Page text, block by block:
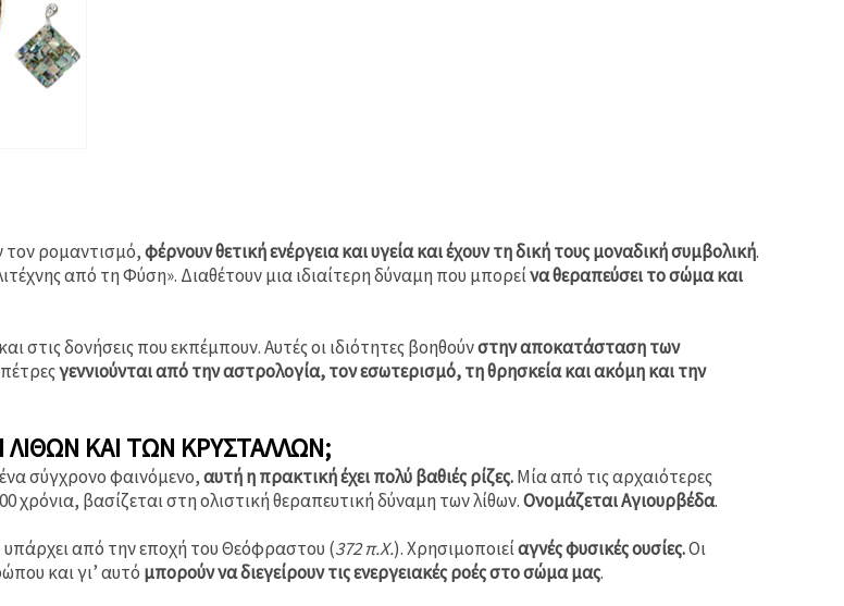
τον ρομαντισμό,φέρνουν θετική ενέργεια και υγεία και έχουν τη δική τους μοναδική συμβολική.
από τη Φύση». Διαθέτουν μια ιδιαίτερη δύναμη που μπορείνα θεραπεύσει το σώμα και
στις δονήσεις που εκπέμπουν. Αυτές οι ιδιότητες βοηθούνστην αποκατάσταση των
γεννιούνται από την αστρολογία, τον εσωτερισμό, τη θρησκεία και ακόμη και την
ΚΑΙ ΤΩΝ ΚΡΥΣΤΆΛΛΩΝ;
σύγχρονο φαινόμενο,αυτή η πρακτική έχει πολύ βαθιές ρίζες.Μία από τις αρχαιότερες
βασίζεται στη ολιστική θεραπευτική δύναμη των λίθων.Ονομάζεται Αγιουρβέδα.
υπάρχει από την εποχή του Θεόφραστου (372 π.Χ.). Χρησιμοποιείαγνές φυσικές ουσίες.Οι
και γι’ αυτό μπορούν να διεγείρουν τις ενεργειακές ροές στο σώμα μας.